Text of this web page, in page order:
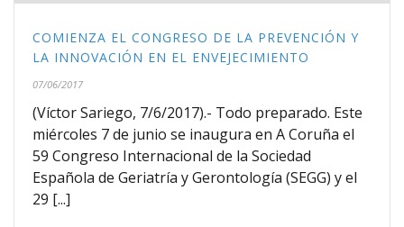
COMIENZA EL CONGRESO DE LA PREVENCIÓN Y
LA INNOVACIÓN EN EL ENVEJECIMIENTO
07/06/2017
(Víctor Sariego, 7/6/2017).- Todo preparado. Este
miércoles 7 de junio se inaugura en A Coruña el
59 Congreso Internacional de la Sociedad
Española de Geriatría y Gerontología (SEGG) y el
29 [...]